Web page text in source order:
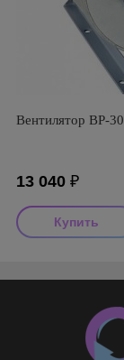
Вентилятор ВР-
13 040 ₽